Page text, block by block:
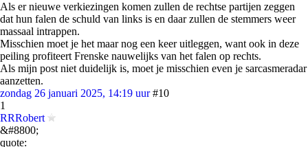
Als er nieuwe verkiezingen komen zullen de rechtse partijen zeggen
dat hun falen de schuld van links is en daar zullen de stemmers weer
massaal intrappen.
Misschien moet je het maar nog een keer uitleggen, want ook in deze
peiling profiteert Frenske nauwelijks van het falen op rechts.
Als mijn post niet duidelijk is, moet je misschien even je sarcasmeradar
aanzetten.
zondag 26 januari 2025, 14:19 uur #10
1
RRRobert
&#8800;
quote: